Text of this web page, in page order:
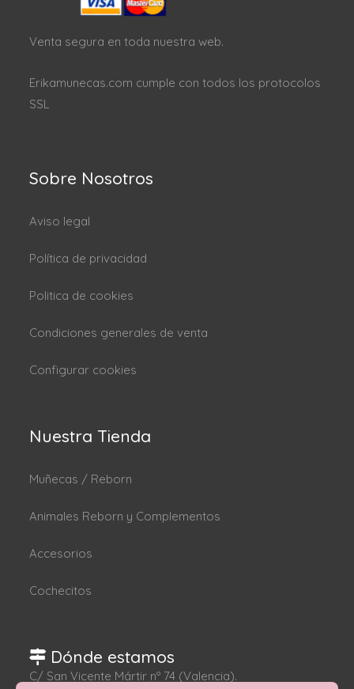
Venta segura en toda nuestra web.
Erikamunecas.com cumple con todos los protocolos
SSL
Sobre Nosotros
Aviso legal
Política de privacidad
Politica de cookies
Condiciones generales de venta
Configurar cookies
Nuestra Tienda
Muñecas / Reborn
Animales Reborn y Complementos
Accesorios
Cochecitos
Dónde estamos
C/ San Vicente Mártir nº 74 (Valencia).